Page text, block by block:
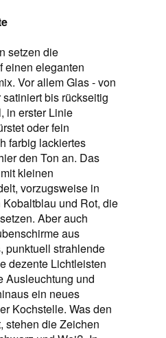
setzen die
einen eleganten
Vor allem Glas - von
bis rückseitig
in erster Linie
oder fein
farbig lackiertes
den Ton an. Das
kleinen
vorzugsweise in
und Rot, die
Aber auch
aus
punktuell strahlende
dezente Lichtleisten
Ausleuchtung und
ein neues
Kochstelle. Was den
stehen die Zeichen